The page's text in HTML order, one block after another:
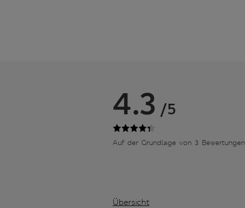
4.3 /5
Auf der Grundlage von 3 Bewertungen
Übersicht